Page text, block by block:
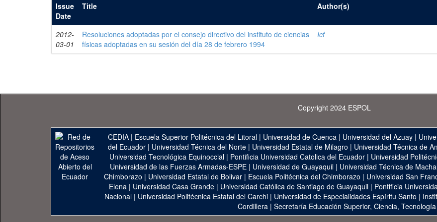
Issue
Date
Title Author(s)
2012-
03-01
Resoluciones adoptadas por el consejo directivo del instituto de ciencias
físicas adoptadas en su sesión del día 28 de febrero 1994
Icf
Copyright 2024 ESPOL
CEDIA | Escuela Superior Politécnica del Litoral | Universidad de Cuenca | Universidad del Azuay |
del Ecuador| Universidad Técnica del Norte| Universidad Estatal de Milagro | Universidad Técnica de
Universidad Tecnológica Equinoccial| Pontificia Universidad Catolica del Ecuador| Universidad
Universidad de las Fuerzas Armadas-ESPE | Universidad de Guayaquil | Universidad Técnica de
Chimborazo | Universidad Estatal de Bolivar| Escuela Politécnica del Chimborazo | Universidad San
Elena | Universidad Casa Grande | Universidad Católica de Santiago de Guayaquil | Pontificia
Nacional | Universidad Politécnica Estatal del Carchi | Universidad de Especialidades Espíritu Santo |
Cordillera| Secretaría Educación Superior, Ciencia,